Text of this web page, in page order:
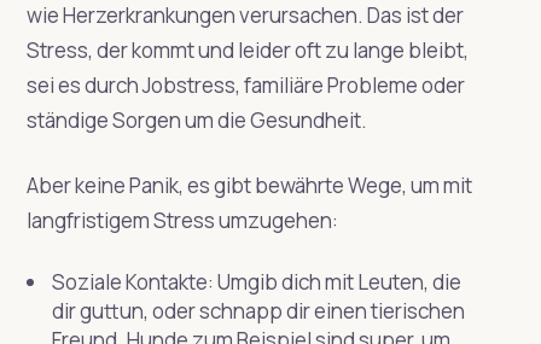
wie Herzerkrankungen verursachen. Das ist der
Stress, der kommt und leider oft zu lange bleibt,
sei es durch Jobstress, familiäre Probleme oder
ständige Sorgen um die Gesundheit.
Aber keine Panik, es gibt bewährte Wege, um mit
langfristigem Stress umzugehen:
Soziale Kontakte: Umgib dich mit Leuten, die
dir guttun, oder schnapp dir einen tierischen